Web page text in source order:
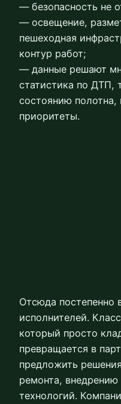
— безопасность не
— освещение,
пешеходная
контур работ;
— данные решают
статистика по ДТП,
состоянию полотна,
приоритеты.
Отсюда постепенно
исполнителей.
который просто
превращается в
предложить
ремонта,
технологий.